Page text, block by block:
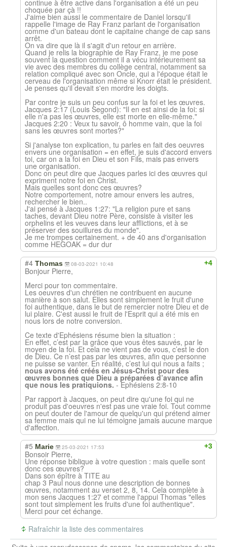
continue à être active dans l'organisation a été un peu
choquée par çà !!
J'aime bien aussi le commentaire de Daniel lorsqu'il
rappelle l'image de Ray Franz parlant de l'organisation
comme d'un bateau dont le capitaine change de cap sans
arrêt.
On va dire que là il s'agit d'un retour en arrière.
Quand je relis la biographie de Ray Franz, je me pose
souvent la question comment il a vécu intérieurement sa
vie avec des membres du collège central, notamment sa
relation compliqué avec son Oncle, qui a l'époque était le
cerveau de l'organisation même si Knorr était le président.
Je penses qu'il devait s'en mordre les doigts.
Par contre je suis un peu confus sur la foi et les œuvres.
Jacques 2:17 (Louis Segond): "Il en est ainsi de la foi: si
elle n'a pas les œuvres, elle est morte en elle-même."
Jacques 2:20 : Veux tu savoir, ô homme vain, que la foi
sans les œuvres sont mortes?"
Si j'analyse ton explication, tu parles en fait des oeuvres
envers une organisation = en effet, je suis d'accord envers
toi, car on a la foi en Dieu et son Fils, mais pas envers
une organisation.
Donc on peut dire que Jacques parles ici des œuvres qui
expriment notre foi en Christ.
Mais quelles sont donc ces œuvres?
Notre comportement, notre amour envers les autres,
rechercher le bien..
J'ai pensé à Jacques 1:27: "La religion pure et sans
taches, devant Dieu notre Père, consiste à visiter les
orphelins et les veuves dans leur afflictions, et à se
préserver des souillures du monde".
Je me trompes certainement. + de 40 ans d'organisation
comme HEGOAK = dur dur
+4
#4 Thomas 08-03-2021 10:48
Bonjour Pierre,
Merci pour ton commentaire.
Les oeuvres d'un chrétien ne contribuent en aucune
manière à son salut. Elles sont simplement le fruit d'une
foi authentique, dans le but de remercier notre Dieu et de
lui plaire. C'est aussi le fruit de l'Esprit qui a été mis en
nous lors de notre conversion.
Ce texte d'Ephésiens résume bien la situation :
En effet, c’est par la grâce que vous êtes sauvés, par le
moyen de la foi. Et cela ne vient pas de vous, c’est le don
de Dieu. Ce n’est pas par les œuvres, afin que personne
ne puisse se vanter. En réalité, c’est lui qui nous a faits ;
nous avons été créés en Jésus-Christ pour des
œuvres bonnes que Dieu a préparées d’avance afin
que nous les pratiquions. - Ephésiens 2:8-10
Par rapport à Jacques, on peut dire qu'une foi qui ne
produit pas d'oeuvres n'est pas une vraie foi. Tout comme
on peut douter de l'amour de quelqu'un qui prétend aimer
sa femme mais qui ne lui témoigne jamais aucune marque
d'affection.
+3
#5 Marie 25-03-2021 17:53
Bonsoir Pierre,
Une réponse biblique à votre question : mais quelle sont
donc ces œuvres?
Dans son épître à TITE au
chap 3 Paul nous donne une description de bonnes
œuvres, notamment au verset 2, 8, 14. Cela complète à
mon sens Jacques 1:27 et comme l'appui Thomas "elles
sont tout simplement les fruits d'une foi authentique".
Merci pour cet échange.
Rafraîchir la liste des commentaires